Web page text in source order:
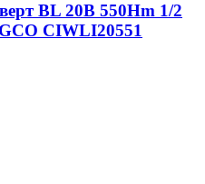
BL 20В 550Hm 1/2
CIWLI20551